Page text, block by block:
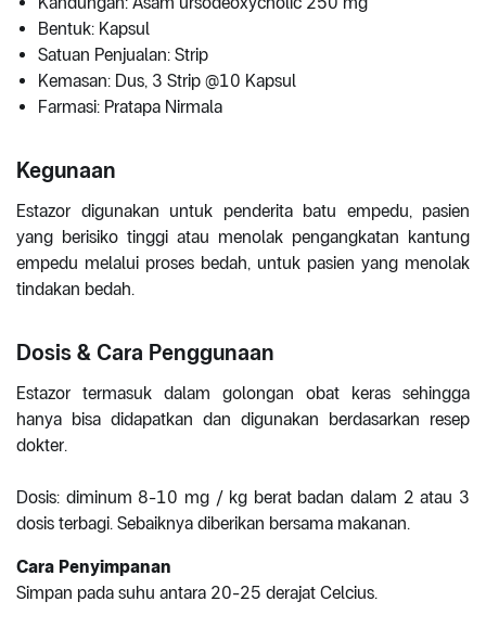
Bentuk: Kapsul
Satuan Penjualan: Strip
Kemasan: Dus, 3 Strip @10 Kapsul
Farmasi: Pratapa Nirmala
Kegunaan
Estazor digunakan untuk penderita batu empedu, pasien
yang berisiko tinggi atau menolak pengangkatan kantung
empedu melalui proses bedah, untuk pasien yang menolak
tindakan bedah.
Dosis & Cara Penggunaan
Estazor termasuk dalam golongan obat keras sehingga
hanya bisa didapatkan dan digunakan berdasarkan resep
dokter.
Dosis: diminum 8-10 mg / kg berat badan dalam 2 atau 3
dosis terbagi. Sebaiknya diberikan bersama makanan.
Cara Penyimpanan
Simpan pada suhu antara 20-25 derajat Celcius.